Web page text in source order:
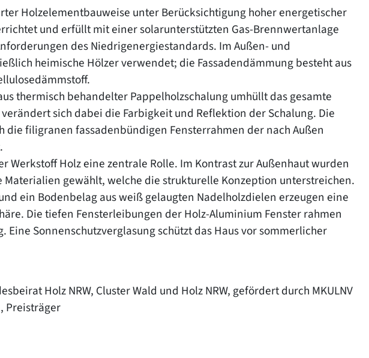
Holzelementbauweise unter Berücksichtigung hoher energetischer
und erfüllt mit einer solarunterstützten Gas‐Brennwertanlage
des Niedrigenergiestandards. Im Außen- und
heimische Hölzer verwendet; die Fassadendämmung besteht aus
thermisch behandelter Pappelholzschalung umhüllt das gesamte
sich dabei die Farbigkeit und Reflektion der Schalung. Die
die filigranen fassadenbündigen Fensterrahmen der nach Außen
Werkstoff Holz eine zentrale Rolle. Im Kontrast zur Außenhaut wurden
gewählt, welche die strukturelle Konzeption unterstreichen.
ein Bodenbelag aus weiß gelaugten Nadelholzdielen erzeugen eine
Die tiefen Fensterleibungen der Holz-­Aluminium Fenster rahmen
Eine Sonnenschutzverglasung schützt das Haus vor sommerlicher
Holz NRW, Cluster Wald und Holz NRW, gefördert durch MKULNV
Preisträger